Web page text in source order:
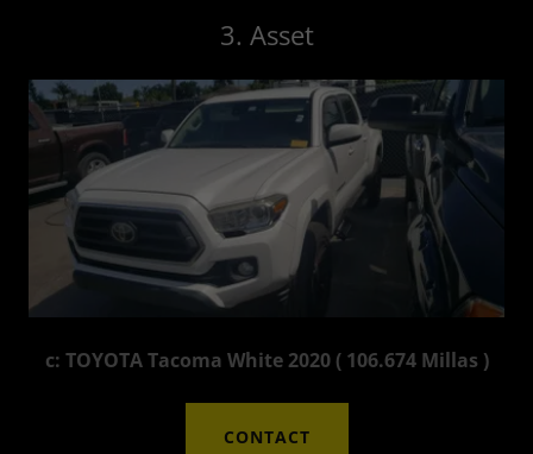
3. Asset
c: TOYOTA Tacoma White 2020 ( 106.674 Millas )
CONTACT